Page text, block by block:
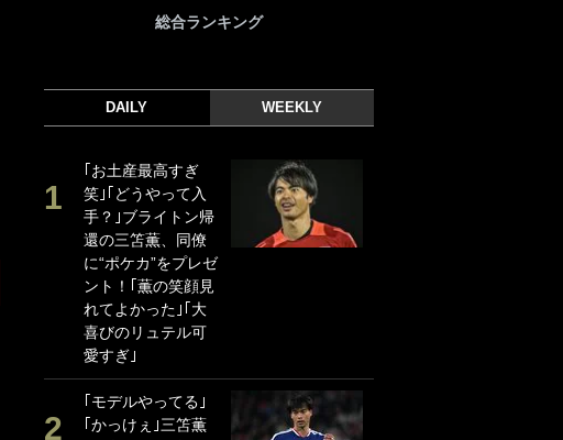
総合ランキング
DAILY WEEKLY
｢お土産最高すぎ
笑｣｢どうやって入
手？｣ブライトン帰
還の三笘薫、同僚
に“ポケカ”をプレゼ
ント！｢薫の笑顔見
れてよかった｣｢大
喜びのリュテル可
愛すぎ｣
｢モデルやってる｣
｢かっけぇ｣三笘薫